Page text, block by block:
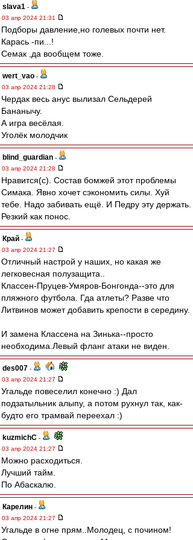
slava1 -
03 апр 2024 21:31
Подборы давление,но голевых почти нет.
Карась -пи...!
Семак ,да вообщем тоже.
wert_vao -
03 апр 2024 21:28
Чердак весь анус вылизал Сельдерей
Бананычу.
А игра весёлая.
Уголёк молодчик
blind_guardian -
03 апр 2024 21:28
Нравится(с). Состав бомжей этот проблемы
Симака. Явно хочет сэкономить силы. Хуй
тебе. Надо забивать ещё. И Педру эту держать.
Резкий как понос.
Край -
03 апр 2024 21:27
Отличный настрой у наших, но какая же
легковесная полузащита..
Классен-Пруцев-Умяров-Бонгонда--это для
пляжного футбола. Гда атлеты? Разве что
Литвинов может добавить крепости в середину.
И замена Классена на Зинька--просто
необходима.Левый фланг атаки не виден.
des007 -
03 апр 2024 21:27
Угальде повеселил конечно :) Дал
подзатыльник алыпу, а потом рухнул так, как-
будто его трамвай переехал :)
kuzmichC -
03 апр 2024 21:27
Можно расходиться.
Лучший тайм.
По Абаскалю.
Карелин -
03 апр 2024 21:27
Угальде в огне прям..Молодец, с почином!